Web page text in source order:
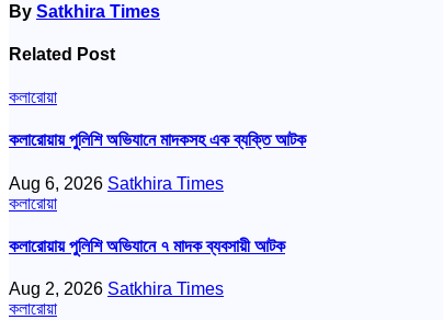
By Satkhira Times
Related Post
কলারোয়া
কলারোয়ায় পুলিশি অভিযানে মাদকসহ এক ব্যক্তি আটক
Aug 6, 2026 Satkhira Times
কলারোয়া
কলারোয়ায় পুলিশি অভিযানে ৭ মাদক ব্যবসায়ী আটক
Aug 2, 2026 Satkhira Times
কলারোয়া